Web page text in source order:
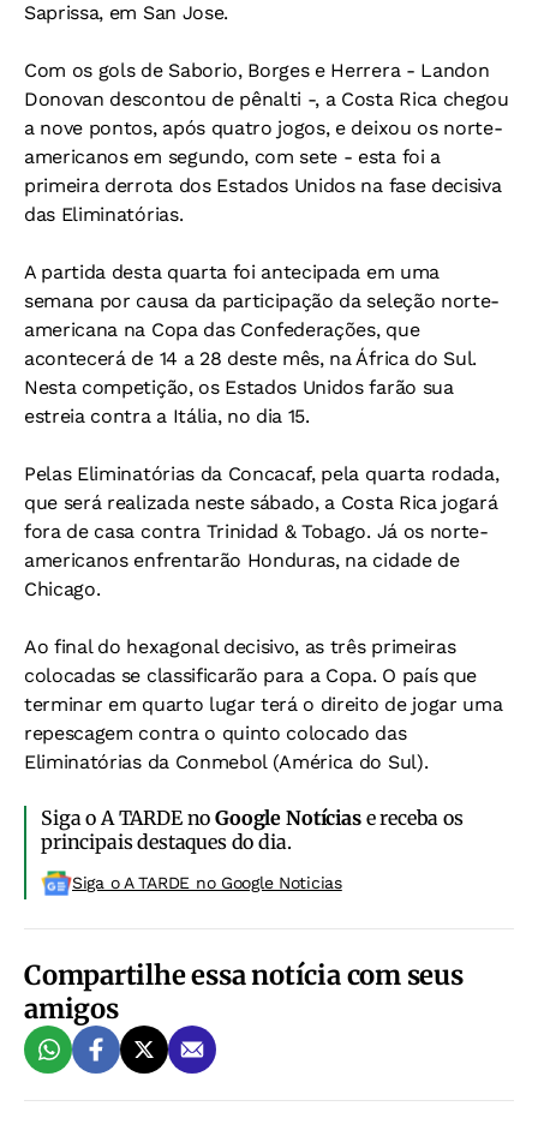
Saprissa, em San Jose.
Com os gols de Saborio, Borges e Herrera - Landon
Donovan descontou de pênalti -, a Costa Rica chegou
a nove pontos, após quatro jogos, e deixou os norte-
americanos em segundo, com sete - esta foi a
primeira derrota dos Estados Unidos na fase decisiva
das Eliminatórias.
A partida desta quarta foi antecipada em uma
semana por causa da participação da seleção norte-
americana na Copa das Confederações, que
acontecerá de 14 a 28 deste mês, na África do Sul.
Nesta competição, os Estados Unidos farão sua
estreia contra a Itália, no dia 15.
Pelas Eliminatórias da Concacaf, pela quarta rodada,
que será realizada neste sábado, a Costa Rica jogará
fora de casa contra Trinidad & Tobago. Já os norte-
americanos enfrentarão Honduras, na cidade de
Chicago.
Ao final do hexagonal decisivo, as três primeiras
colocadas se classificarão para a Copa. O país que
terminar em quarto lugar terá o direito de jogar uma
repescagem contra o quinto colocado das
Eliminatórias da Conmebol (América do Sul).
Siga o A TARDE noGoogle Notíciase receba os
principais destaques do dia.
Siga o A TARDE no Google Noticias
Compartilhe essa notícia com seus
amigos